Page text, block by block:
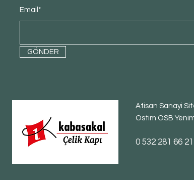
Email*
GÖNDER
Atisan Sanayi
Ostim OSB
​0 532 281 66 21